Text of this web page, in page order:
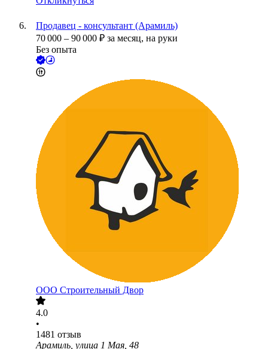
Продавец - консультант (Арамиль)
70 000 – 90 000 ₽ за месяц, на руки
Без опыта
ООО Строительный Двор
4.0
•
1481 отзыв
Арамиль, улица 1 Мая, 48